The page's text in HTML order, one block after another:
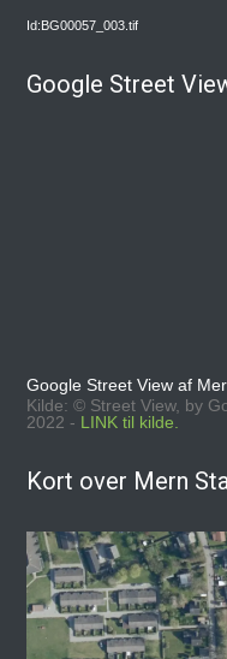
Id:BG00057_003.tif
Google Street
Google Street View af
Kilde: © Street View, by
2022 - LINK til kilde.
Kort over Mern